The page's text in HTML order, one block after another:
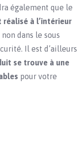
également que le
à l’intérieur
dans le sous
Il est d’ailleurs
se trouve à une
pour votre